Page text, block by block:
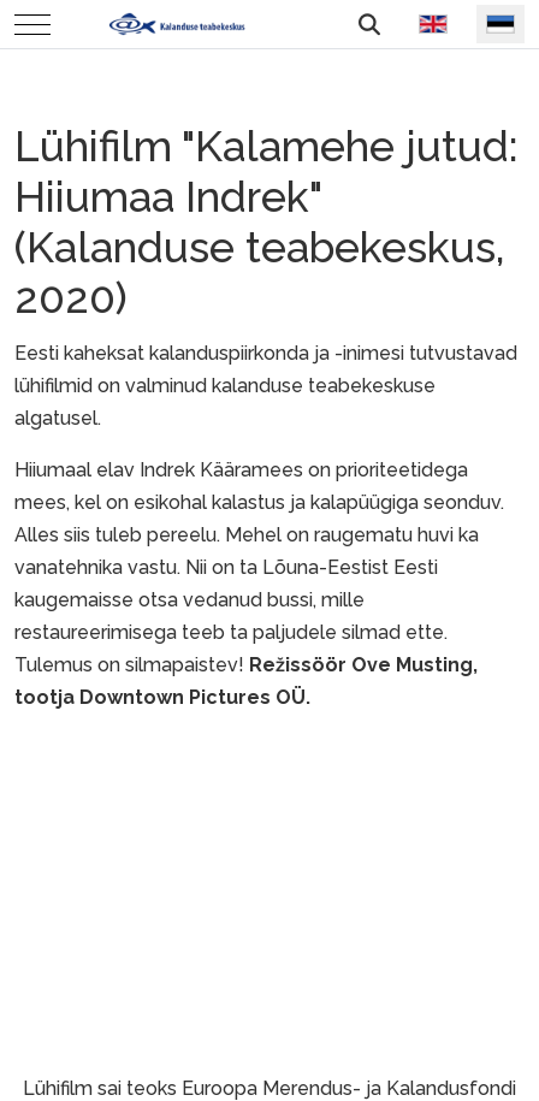
Mobile Menu Toggle Vali keel
Lühifilm "Kalamehe jutud:
Hiiumaa Indrek"
(Kalanduse teabekeskus,
2020)
Eesti kaheksat kalanduspiirkonda ja -inimesi tutvustavad
lühifilmid on valminud kalanduse teabekeskuse
algatusel.
Hiiumaal elav Indrek Kääramees on prioriteetidega
mees, kel on esikohal kalastus ja kalapüügiga seonduv.
Alles siis tuleb pereelu. Mehel on raugematu huvi ka
vanatehnika vastu. Nii on ta Lõuna-Eestist Eesti
kaugemaisse otsa vedanud bussi, mille
restaureerimisega teeb ta paljudele silmad ette.
Tulemus on silmapaistev! Režissöör Ove Musting,
tootja Downtown Pictures OÜ.
Lühifilm sai teoks Euroopa Merendus- ja Kalandusfondi